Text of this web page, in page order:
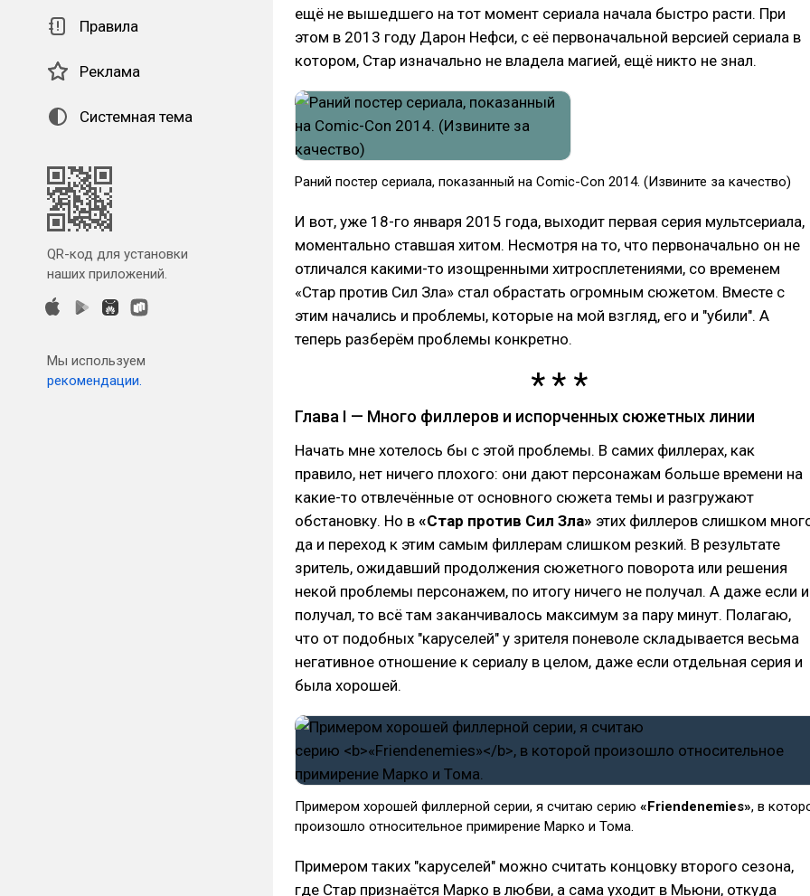
Правила
Реклама
Системная тема
QR-код для установки
наших приложений.
Мы используем
рекомендации.
ещё не вышедшего на тот момент сериала начала быстро расти. При
этом в 2013 году Дарон Нефси, с её первоначальной версией сериала в
котором, Стар изначально не владела магией, ещё никто не знал.
Раний постер сериала, показанный на Comic-Con 2014. (Извините за качество)
И вот, уже 18-го января 2015 года, выходит первая серия мультсериала,
моментально ставшая хитом. Несмотря на то, что первоначально он не
отличался какими-то изощренными хитросплетениями, со временем
«Стар против Сил Зла» стал обрастать огромным сюжетом. Вместе с
этим начались и проблемы, которые на мой взгляд, его и "убили". А
теперь разберём проблемы конкретно.
Глава I — Много филлеров и испорченных сюжетных линии
Начать мне хотелось бы с этой проблемы. В самих филлерах, как
правило, нет ничего плохого: они дают персонажам больше времени на
какие-то отвлечённые от основного сюжета темы и разгружают
обстановку. Но в «Стар против Сил Зла» этих филлеров слишком
да и переход к этим самым филлерам слишком резкий. В результате
зритель, ожидавший продолжения сюжетного поворота или решения
некой проблемы персонажем, по итогу ничего не получал. А даже если и
получал, то всё там заканчивалось максимум за пару минут. Полагаю,
что от подобных "каруселей" у зрителя поневоле складывается весьма
негативное отношение к сериалу в целом, даже если отдельная серия и
была хорошей.
Примером хорошей филлерной серии, я считаю серию «Friendenemies», в
произошло относительное примирение Марко и Тома.
Примером таких "каруселей" можно считать концовку второго сезона,
где Стар признаётся Марко в любви, а сама уходит в Мьюни, откуда